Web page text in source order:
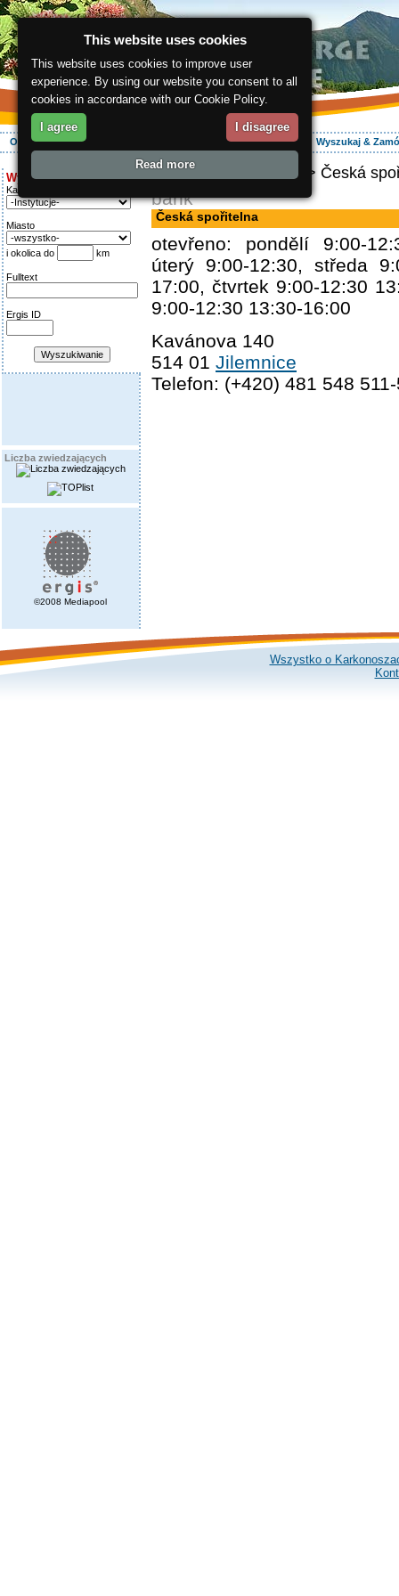
O regionie Aktywnie Zakwaterowanie Wyszukaj &
Wyszukiwanie:
Kategoria
Miasto
i okolica do km
Fulltext
Ergis ID
Liczba zwiedzających
©2008 Mediapool
ergis.cz Info serwis > Česká
bank
Česká spořitelna
otevřeno: pondělí 9:00-
úterý 9:00-12:30, středa
17:00, čtvrtek 9:00-12:30
9:00-12:30 13:30-16:00
Kavánova 140
514 01 Jilemnice
Telefon: (+420) 481 548
Wszystko o
This website uses cookies
This website uses cookies to improve user
experience. By using our website you consent to all
cookies in accordance with our Cookie Policy.
I agree I disagree
Read more